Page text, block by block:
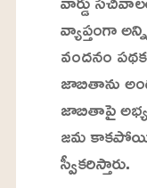
వ్యాప్తంగా
వందనం
జాబితాను
జాబితాపై
జమ
స్వీకరిస్తారు.